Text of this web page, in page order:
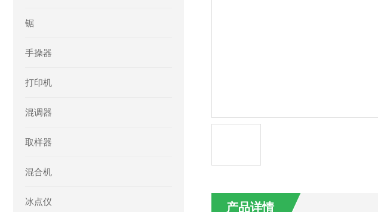
锯
手操器
打印机
混调器
取样器
混合机
冰点仪 产品详情